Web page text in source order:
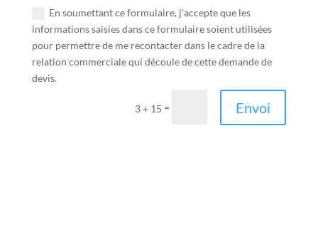
En soumettant ce formulaire, j'accepte que les
informations saisies dans ce formulaire soient utilisées
pour permettre de me recontacter dans le cadre de la
relation commerciale qui découle de cette demande de
devis.
3 + 15 = Envoi